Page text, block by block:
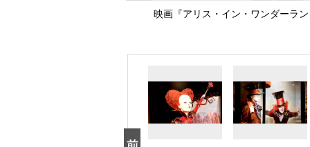
映画『アリス・イン・ワンダーラ